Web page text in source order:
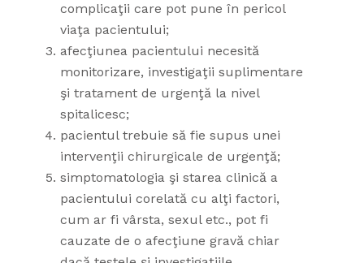
complicaţii care pot pune în pericol
viaţa pacientului;
afecţiunea pacientului necesită
monitorizare, investigaţii suplimentare
şi tratament de urgenţă la nivel
spitalicesc;
pacientul trebuie să fie supus unei
intervenţii chirurgicale de urgenţă;
simptomatologia şi starea clinică a
pacientului corelată cu alţi factori,
cum ar fi vârsta, sexul etc., pot fi
cauzate de o afecţiune gravă chiar